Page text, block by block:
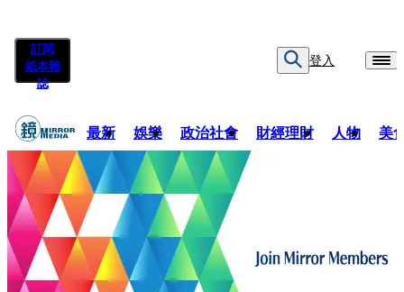
訂閱
紙本雜
誌
登入
最新 娛樂 政治社會 財經理財 人物 美